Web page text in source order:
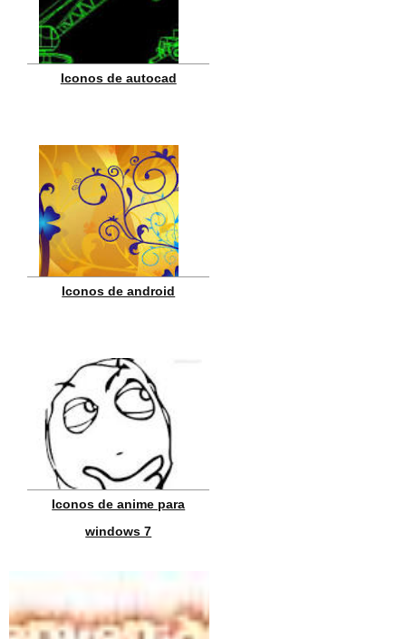
Iconos de autocad
Iconos de android
Iconos de anime para
windows 7